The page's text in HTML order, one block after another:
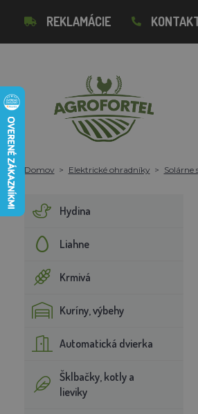
REKLAMÁCIE
Domov Elektrické ohradníky Solárne
Hydina
Liahne
Krmivá
Kuríny, výbehy
Automatická dvierka
Šklbačky, kotly a
lieviky